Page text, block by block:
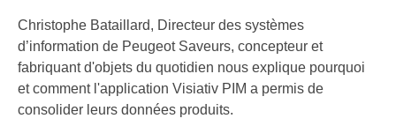
Christophe Bataillard, Directeur des systèmes
d’information de Peugeot Saveurs, concepteur et
fabriquant d'objets du quotidien nous explique pourquoi
et comment l'application Visiativ PIM a permis de
consolider leurs données produits.